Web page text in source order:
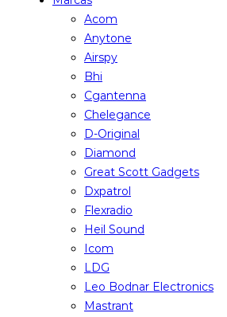
Acom
Anytone
Airspy
Bhi
Cgantenna
Chelegance
D-Original
Diamond
Great Scott Gadgets
Dxpatrol
Flexradio
Heil Sound
Icom
LDG
Leo Bodnar Electronics
Mastrant